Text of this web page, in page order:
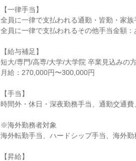
【一律手当】
全員に一律で支払われる通勤・皆勤・家族
全員に一律で支払われるその他手当金額：
【給与補足】
短大/専門/高専/大学/大学院 卒業見込みの
月給：270,000円〜300,000円
【手当】
時間外・休日・深夜勤務手当、通勤交通
※海外勤務者対象
海外転勤手当、ハードシップ手当、海外勤
【昇給】